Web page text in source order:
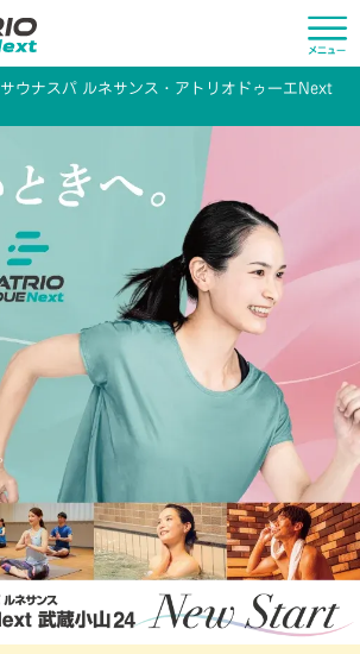
サウナスパ ルネサンス・アトリオドゥーエNext